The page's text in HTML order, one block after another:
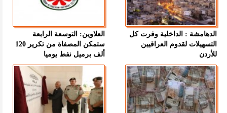
الدهامشة : الداخلية وفرت كل
التسهيلات لقدوم العراقيين
للأردن
العلاوين: التوسعة الرابعة
ستمكن المصفاة من تكرير 120
ألف برميل نفط يوميا